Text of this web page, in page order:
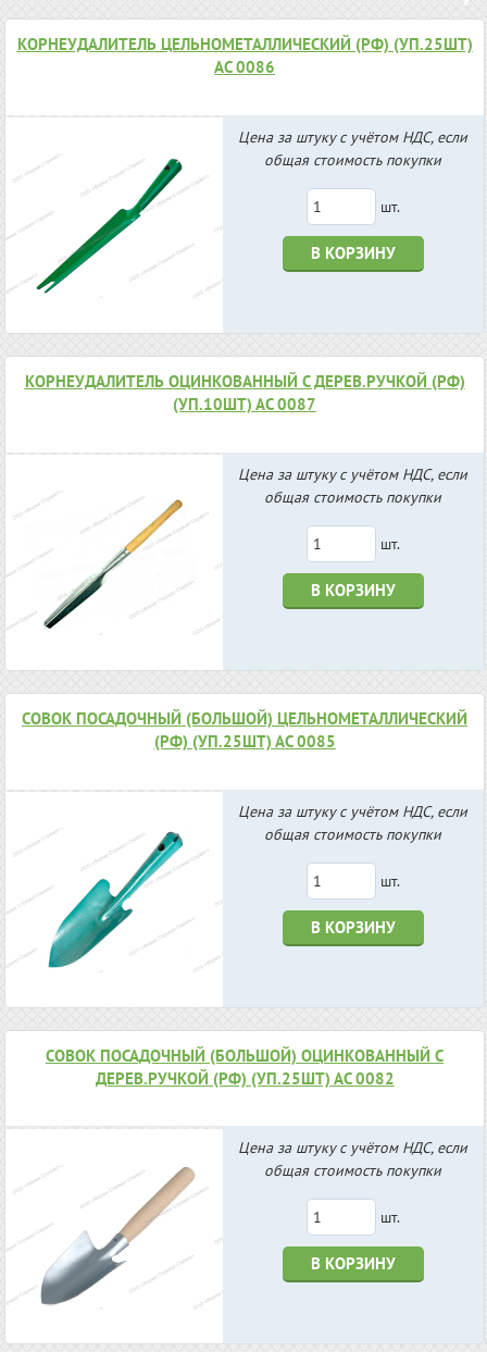
КОРНЕУДАЛИТЕЛЬ ЦЕЛЬНОМЕТАЛЛИЧЕСКИЙ (РФ) (УП.25ШТ)
АС 0086
Цена за штуку с учётом НДС, если
общая стоимость покупки
шт.
В КОРЗИНУ
КОРНЕУДАЛИТЕЛЬ ОЦИНКОВАННЫЙ С ДЕРЕВ.РУЧКОЙ (РФ)
(УП.10ШТ) АС 0087
Цена за штуку с учётом НДС, если
общая стоимость покупки
шт.
В КОРЗИНУ
СОВОК ПОСАДОЧНЫЙ (БОЛЬШОЙ) ЦЕЛЬНОМЕТАЛЛИЧЕСКИЙ
(РФ) (УП.25ШТ) АС 0085
Цена за штуку с учётом НДС, если
общая стоимость покупки
шт.
В КОРЗИНУ
СОВОК ПОСАДОЧНЫЙ (БОЛЬШОЙ) ОЦИНКОВАННЫЙ С
ДЕРЕВ.РУЧКОЙ (РФ) (УП.25ШТ) АС 0082
Цена за штуку с учётом НДС, если
общая стоимость покупки
шт.
В КОРЗИНУ